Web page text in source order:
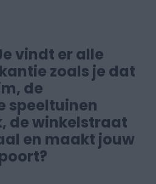
vindt er alle
zoals je dat
de
speeltuinen
de winkelstraat
en maakt jouw